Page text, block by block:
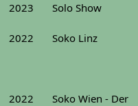
2023 Solo Show
2022 Soko Linz
2022
Soko Wien - Der